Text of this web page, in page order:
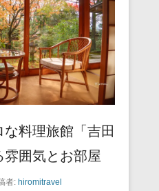
料理旅館「吉田
囲気とお部屋
者: hiromitravel